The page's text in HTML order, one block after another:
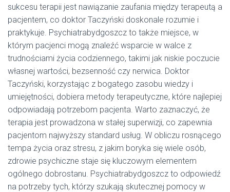
sukcesu terapii jest nawiązanie zaufania między terapeutą a
pacjentem, co doktor Taczyński doskonale rozumie i
praktykuje. Psychiatrabydgoszcz to także miejsce, w
którym pacjenci mogą znaleźć wsparcie w walce z
trudnościami życia codziennego, takimi jak niskie poczucie
własnej wartości, bezsenność czy nerwica. Doktor
Taczyński, korzystając z bogatego zasobu wiedzy i
umiejętności, dobiera metody terapeutyczne, które najlepiej
odpowiadają potrzebom pacjenta. Warto zaznaczyć, że
terapia jest prowadzona w stałej superwizji, co zapewnia
pacjentom najwyższy standard usług. W obliczu rosnącego
tempa życia oraz stresu, z jakim boryka się wiele osób,
zdrowie psychiczne staje się kluczowym elementem
ogólnego dobrostanu. Psychiatrabydgoszcz to odpowiedź
na potrzeby tych, którzy szukają skutecznej pomocy w